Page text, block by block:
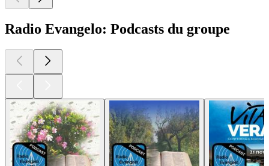
Radio Evangelo: Podcasts du groupe